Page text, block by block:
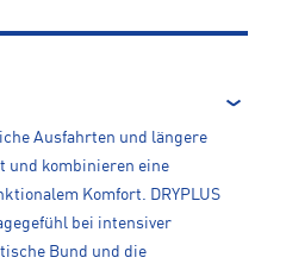
Ausfahrten und längere
und kombinieren eine
Komfort. DRYPLUS
bei intensiver
Bund und die